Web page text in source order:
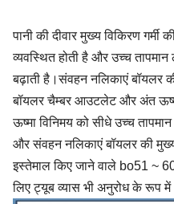
पानी की दीवार मुख्य विकिरण
व्यवस्थित होती है और उच्च
बढ़ाती है।संवहन नलिकाएं बॉयलर
बॉयलर चैम्बर आउटलेट और अंत
ऊष्मा विनिमय को सीधे उच्च
और संवहन नलिकाएं बॉयलर की
इस्तेमाल किए जाने वाले bo51 ~
लिए ट्यूब व्यास भी अनुरोध के रूप